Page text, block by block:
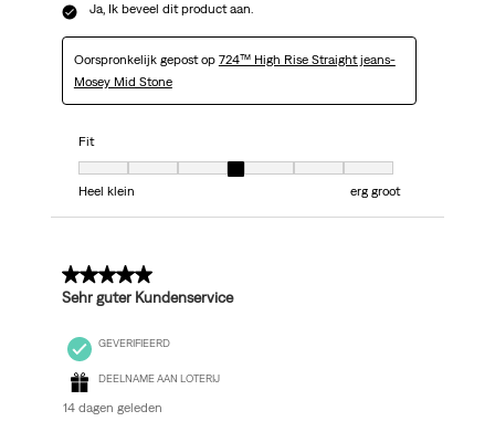
Ja, Ik beveel dit product aan.
Oorspronkelijk gepost op 724™ High Rise Straight jeans-
Mosey Mid Stone
Fit
Fit, 4 van 7, waarbij 1 gelijk is aan Heel klein en 7 gelijk is aan erg groot
Heel klein
erg groot
5 van 5 sterren.
Sehr guter Kundenservice
GEVERIFIEERD
DEELNAME AAN LOTERIJ
14 dagen geleden